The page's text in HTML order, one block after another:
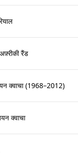
रैंड
क्वाचा (1968–2012)
क्वाचा